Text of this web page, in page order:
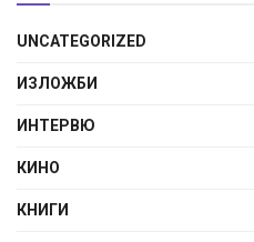
UNCATEGORIZED
ИЗЛОЖБИ
ИНТЕРВЮ
КИНО
КНИГИ